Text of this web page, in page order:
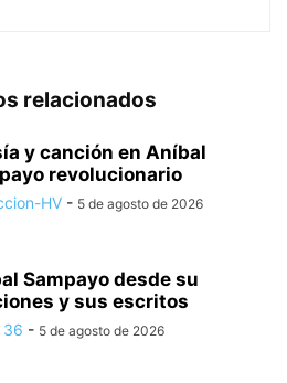
relacionados
y canción en Aníbal
revolucionario
HV - 5 de agosto de 2026
Sampayo desde su
y sus escritos
36 - 5 de agosto de 2026